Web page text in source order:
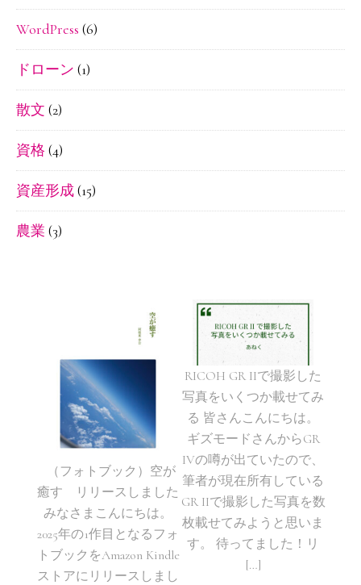
WordPress (6)
ドローン (1)
散文 (2)
資格 (4)
資産形成(15)
農業 (3)
（フォトブック）空が
癒す リリースしました
みなさまこんにちは。
2025年の1作目となるフォ
トブックをAmazon Kindle
ストアにリリースしまし
RICOH GR IIで撮影した
写真をいくつか載せてみ
る 皆さんこんにちは。
ギズモードさんからGR
IVの噂が出ていたので、
筆者が現在所有している
GR IIで撮影した写真を数
枚載せてみようと思いま
す。 待ってました！リ
[…]